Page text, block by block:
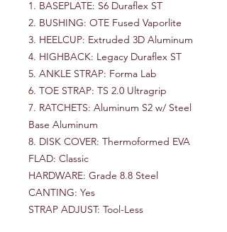
1. BASEPLATE: S6 Duraflex ST
2. BUSHING: OTE Fused Vaporlite
3. HEELCUP: Extruded 3D Aluminum
4. HIGHBACK: Legacy Duraflex ST
5. ANKLE STRAP: Forma Lab
6. TOE STRAP: TS 2.0 Ultragrip
7. RATCHETS: Aluminum S2 w/ Steel
Base Aluminum
8. DISK COVER: Thermoformed EVA
FLAD: Classic
HARDWARE: Grade 8.8 Steel
CANTING: Yes
STRAP ADJUST: Tool-Less